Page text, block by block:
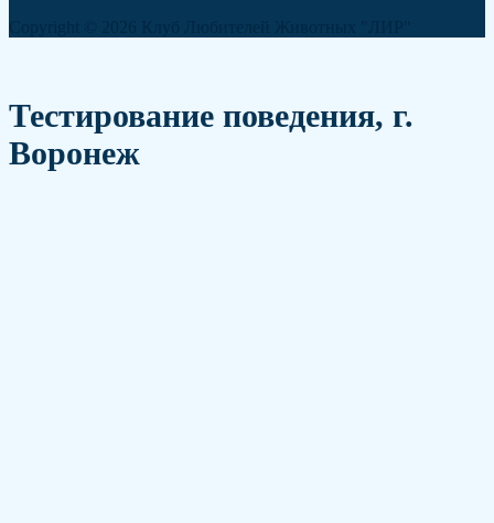
Тестирование поведения, г.
Воронеж